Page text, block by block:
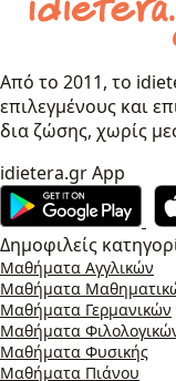
Από το 2011, το
επιλεγμένους και
δια ζώσης, χωρίς
idietera.gr App
Δημοφιλείς
Μαθήματα Αγγλικών
Μαθήματα
Μαθήματα Γερμανικών
Μαθήματα
Μαθήματα Φυσικής
Μαθήματα Πιάνου